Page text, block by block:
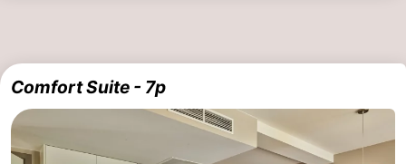
Adressen
Region
Westflandern
Comfort Suite - 7p